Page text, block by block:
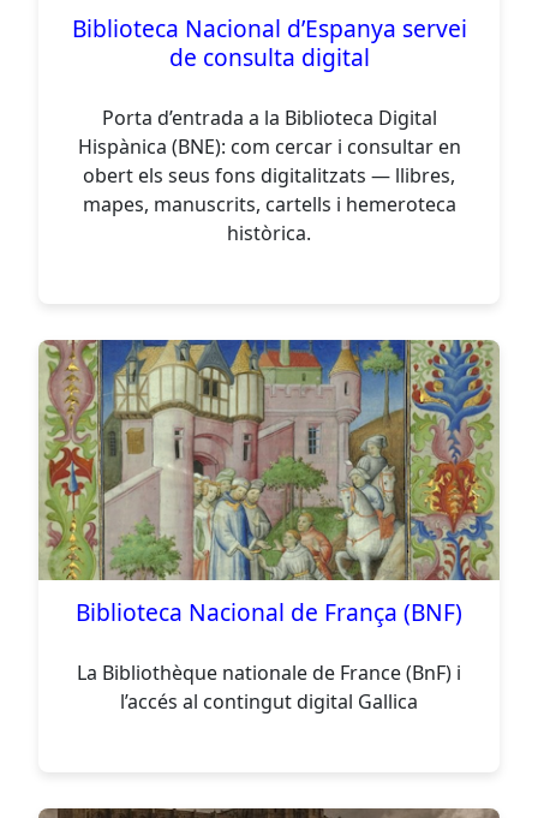
Biblioteca Nacional d’Espanya servei
de consulta digital
Porta d’entrada a la Biblioteca Digital
Hispànica (BNE): com cercar i consultar en
obert els seus fons digitalitzats — llibres,
mapes, manuscrits, cartells i hemeroteca
històrica.
Biblioteca Nacional de França (BNF)
La Bibliothèque nationale de France (BnF) i
l’accés al contingut digital Gallica